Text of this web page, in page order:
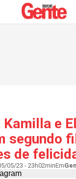
Kamilla e
segundo
de
05/23 - 23h02minEm